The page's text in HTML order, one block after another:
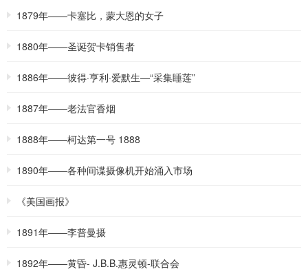
1879年——卡塞比，蒙大恩的女子
1880年——圣诞贺卡销售者
1886年——彼得·亨利·爱默生—“采集睡莲”
1887年——老法官香烟
1888年——柯达第一号 1888
1890年——各种间谍摄像机开始涌入市场
《美国画报》
1891年——李普曼摄
1892年——黄昏- J.B.B.惠灵顿-联合会